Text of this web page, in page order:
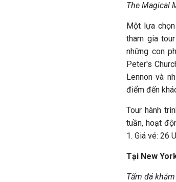
The Magical
Một lựa
tham gia
những con
Peter's
Lennon và
điểm đến
Tour hành
tuần, hoạt
1. Giá vé: 26
Tại New
Tấm đá